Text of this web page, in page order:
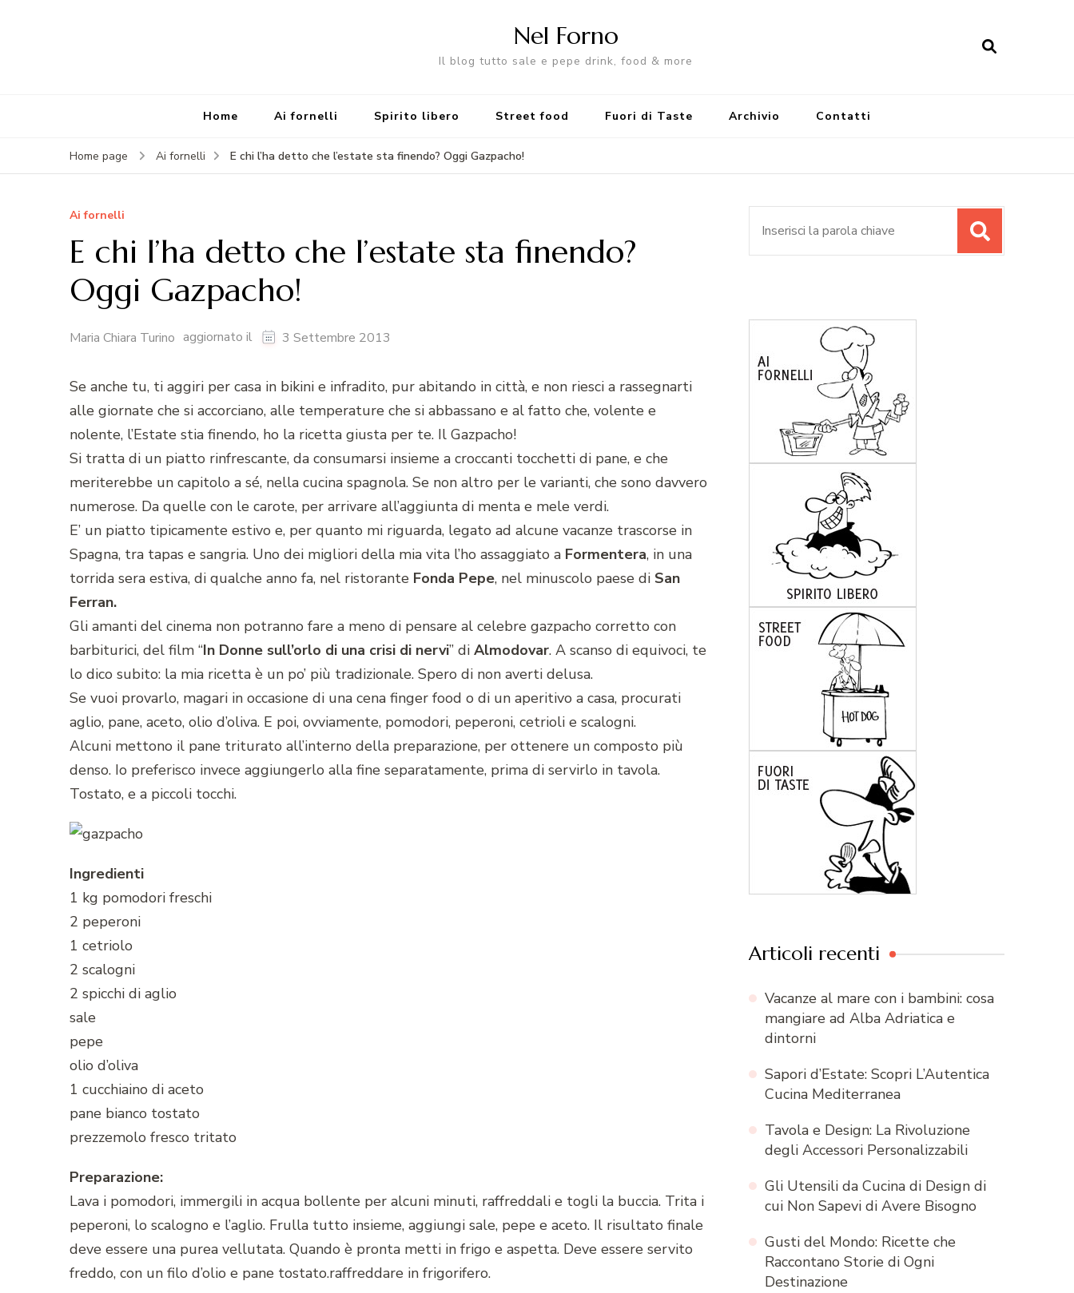
Nel Forno
Il blog tutto sale e pepe drink, food & more
Home Ai fornelli Spirito libero Street food Fuori di Taste Archivio Contatti
Home page Ai fornelli E chi l’ha detto che l’estate sta finendo? Oggi Gazpacho!
Ai fornelli
E chi l’ha detto che l’estate sta finendo?
Oggi Gazpacho!
Maria Chiara Turino aggiornato il 3 Settembre 2013
Se anche tu, ti aggiri per casa in bikini e infradito, pur abitando in città, e non riesci a rassegnarti
alle giornate che si accorciano, alle temperature che si abbassano e al fatto che, volente e
nolente, l’Estate stia finendo, ho la ricetta giusta per te. Il Gazpacho!
Si tratta di un piatto rinfrescante, da consumarsi insieme a croccanti tocchetti di pane, e che
meriterebbe un capitolo a sé, nella cucina spagnola. Se non altro per le varianti, che sono davvero
numerose. Da quelle con le carote, per arrivare all’aggiunta di menta e mele verdi.
E’ un piatto tipicamente estivo e, per quanto mi riguarda, legato ad alcune vacanze trascorse in
Spagna, tra tapas e sangria. Uno dei migliori della mia vita l’ho assaggiato a Formentera, in una
torrida sera estiva, di qualche anno fa, nel ristorante Fonda Pepe, nel minuscolo paese di San
Ferran.
Gli amanti del cinema non potranno fare a meno di pensare al celebre gazpacho corretto con
barbiturici, del film “In Donne sull’orlo di una crisi di nervi” di Almodovar. A scanso di equivoci, te
lo dico subito: la mia ricetta è un po’ più tradizionale. Spero di non averti delusa.
Se vuoi provarlo, magari in occasione di una cena finger food o di un aperitivo a casa, procurati
aglio, pane, aceto, olio d’oliva. E poi, ovviamente, pomodori, peperoni, cetrioli e scalogni.
Alcuni mettono il pane triturato all’interno della preparazione, per ottenere un composto più
denso. Io preferisco invece aggiungerlo alla fine separatamente, prima di servirlo in tavola.
Tostato, e a piccoli tocchi.
Ingredienti
1 kg pomodori freschi
2 peperoni
1 cetriolo
2 scalogni
2 spicchi di aglio
sale
pepe
olio d’oliva
1 cucchiaino di aceto
pane bianco tostato
prezzemolo fresco tritato
Preparazione:
Lava i pomodori, immergili in acqua bollente per alcuni minuti, raffreddali e togli la buccia. Trita i
peperoni, lo scalogno e l’aglio. Frulla tutto insieme, aggiungi sale, pepe e aceto. Il risultato finale
deve essere una purea vellutata. Quando è pronta metti in frigo e aspetta. Deve essere servito
freddo, con un filo d’olio e pane tostato.raffreddare in frigorifero.
Articoli recenti
Vacanze al mare con i bambini: cosa
mangiare ad Alba Adriatica e
dintorni
Sapori d’Estate: Scopri L’Autentica
Cucina Mediterranea
Tavola e Design: La Rivoluzione
degli Accessori Personalizzabili
Gli Utensili da Cucina di Design di
cui Non Sapevi di Avere Bisogno
Gusti del Mondo: Ricette che
Raccontano Storie di Ogni
Destinazione